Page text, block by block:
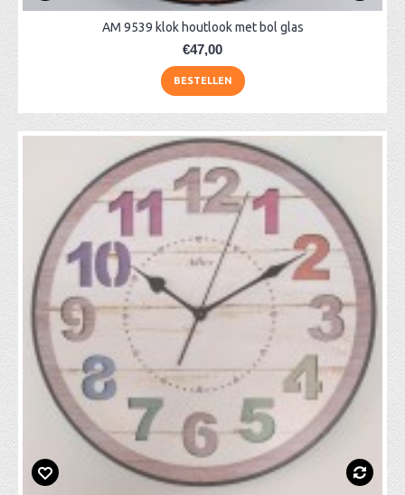
AM 9539 klok houtlook met bol glas
€47,00
BESTELLEN